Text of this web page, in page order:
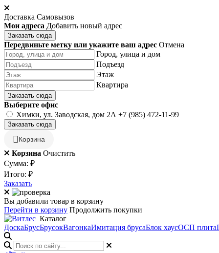
Доставка Самовызов
Мои адреса Добавить новый адрес
Заказать сюда
Передвиньте метку или укажите ваш адрес Отмена
Город, улица и дом
Подъезд
Этаж
Квартира
Заказать сюда
Выберите офис
Химки, ул. Заводская, дом 2А +7 (985) 472-11-99
Заказать сюда
Корзина
Корзина Очистить
Сумма: ₽
Итого: ₽
Заказать
Вы добавили товар в корзину
Перейти в корзину Продолжить покупки
Каталог
ДоскаБрусБрусокВагонкаИмитация брусаБлок хаусОСП плита